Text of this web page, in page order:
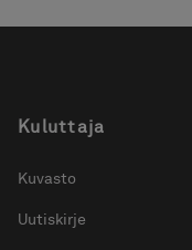
Kuluttaja
Kuvasto
Uutiskirje